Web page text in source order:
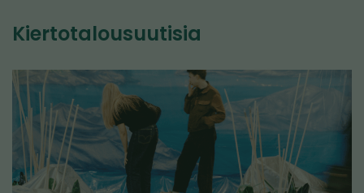
Kiertotalousuutisia